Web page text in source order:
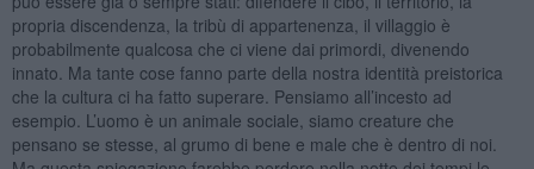
propria discendenza, la tribù di appartenenza, il villaggio è
probabilmente qualcosa che ci viene dai primordi, divenendo
innato. Ma tante cose fanno parte della nostra identità preistorica
che la cultura ci ha fatto superare. Pensiamo all’incesto ad
esempio. L’uomo è un animale sociale, siamo creature che
pensano se stesse, al grumo di bene e male che è dentro di noi.